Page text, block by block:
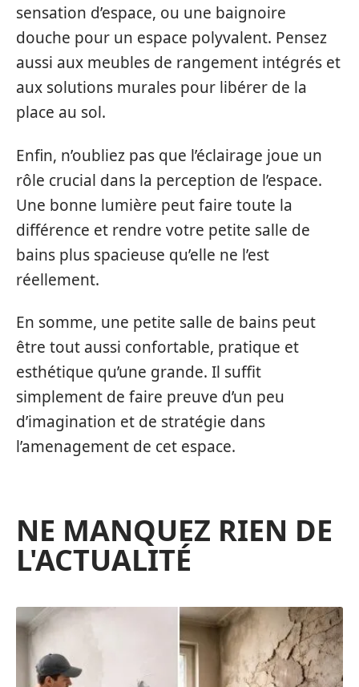
sensation d’espace, ou une baignoire
douche pour un espace polyvalent. Pensez
aussi aux meubles de rangement intégrés et
aux solutions murales pour libérer de la
place au sol.
Enfin, n’oubliez pas que l’éclairage joue un
rôle crucial dans la perception de l’espace.
Une bonne lumière peut faire toute la
différence et rendre votre petite salle de
bains plus spacieuse qu’elle ne l’est
réellement.
En somme, une petite salle de bains peut
être tout aussi confortable, pratique et
esthétique qu’une grande. Il suffit
simplement de faire preuve d’un peu
d’imagination et de stratégie dans
l’amenagement de cet espace.
NE MANQUEZ RIEN DE
L'ACTUALITÉ